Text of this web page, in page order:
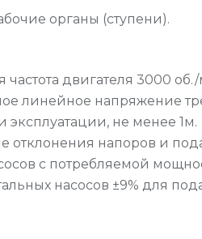
органы (ступени).
частота двигателя 3000
линейное напряжение
эксплуатации, не менее 1м.
отклонения напоров и
с потребляемой
насосов ±9% для